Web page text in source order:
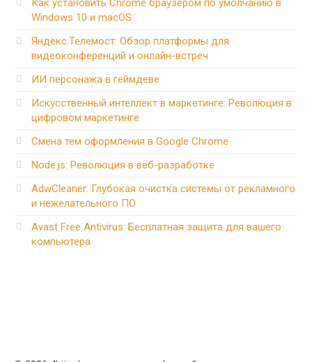
Как установить Chrome браузером по умолчанию в
Windows 10 и macOS
Яндекс.Телемост: Обзор платформы для
видеоконференций и онлайн-встреч
ИИ персонажа в геймдеве
Искусственный интеллект в маркетинге: Революция в
цифровом маркетинге
Смена тем оформления в Google Chrome
Node.js: Революция в веб-разработке
AdwCleaner: Глубокая очистка системы от рекламного
и нежелательного ПО
Avast Free Antivirus: Бесплатная защита для вашего
компьютера